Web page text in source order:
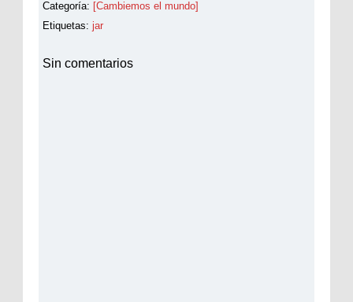
Categoría: [Cambiemos el mundo]
Etiquetas: jar
Sin comentarios